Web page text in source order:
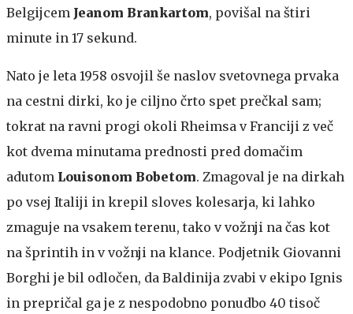
Belgijcem Jeanom Brankartom, povišal na štiri
minute in 17 sekund.
Nato je leta 1958 osvojil še naslov svetovnega prvaka
na cestni dirki, ko je ciljno črto spet prečkal sam;
tokrat na ravni progi okoli Rheimsa v Franciji z več
kot dvema minutama prednosti pred domačim
adutom Louisonom Bobetom. Zmagoval je na dirkah
po vsej Italiji in krepil sloves kolesarja, ki lahko
zmaguje na vsakem terenu, tako v vožnji na čas kot
na šprintih in v vožnji na klance. Podjetnik Giovanni
Borghi je bil odločen, da Baldinija zvabi v ekipo Ignis
in prepričal ga je z nespodobno ponudbo 40 tisoč